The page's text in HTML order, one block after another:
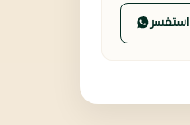
استفسر